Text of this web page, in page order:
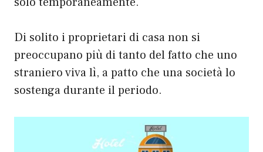
Di solito i proprietari di casa non si
preoccupano più di tanto del fatto che uno
straniero viva lì, a patto che una società lo
sostenga durante il periodo.